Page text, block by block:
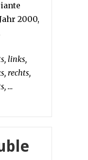
2000,
links,
rechts,
…